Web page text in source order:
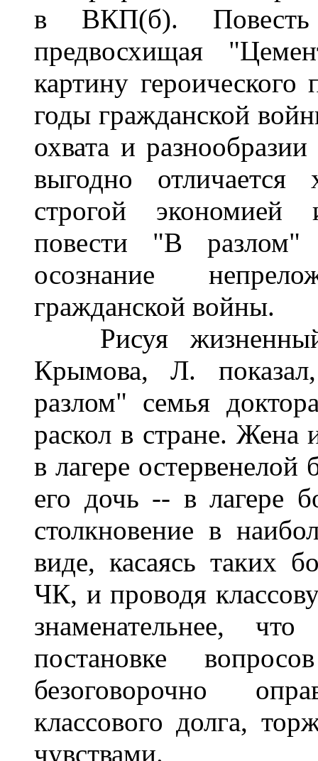
в ВКП(б).
предвосхищая
картину
годы гражданской
охвата и
выгодно отличается
строгой экономией
повести "В
осознание
гражданской войны.
Рисуя жизненный
Крымова, Л.
разлом" семья
раскол в стране. Жена
в лагере
его дочь -- в лагере
столкновение в
виде, касаясь таких
ЧК, и проводя
знаменательнее,
постановке
безоговорочно
классового долга,
чувствами.